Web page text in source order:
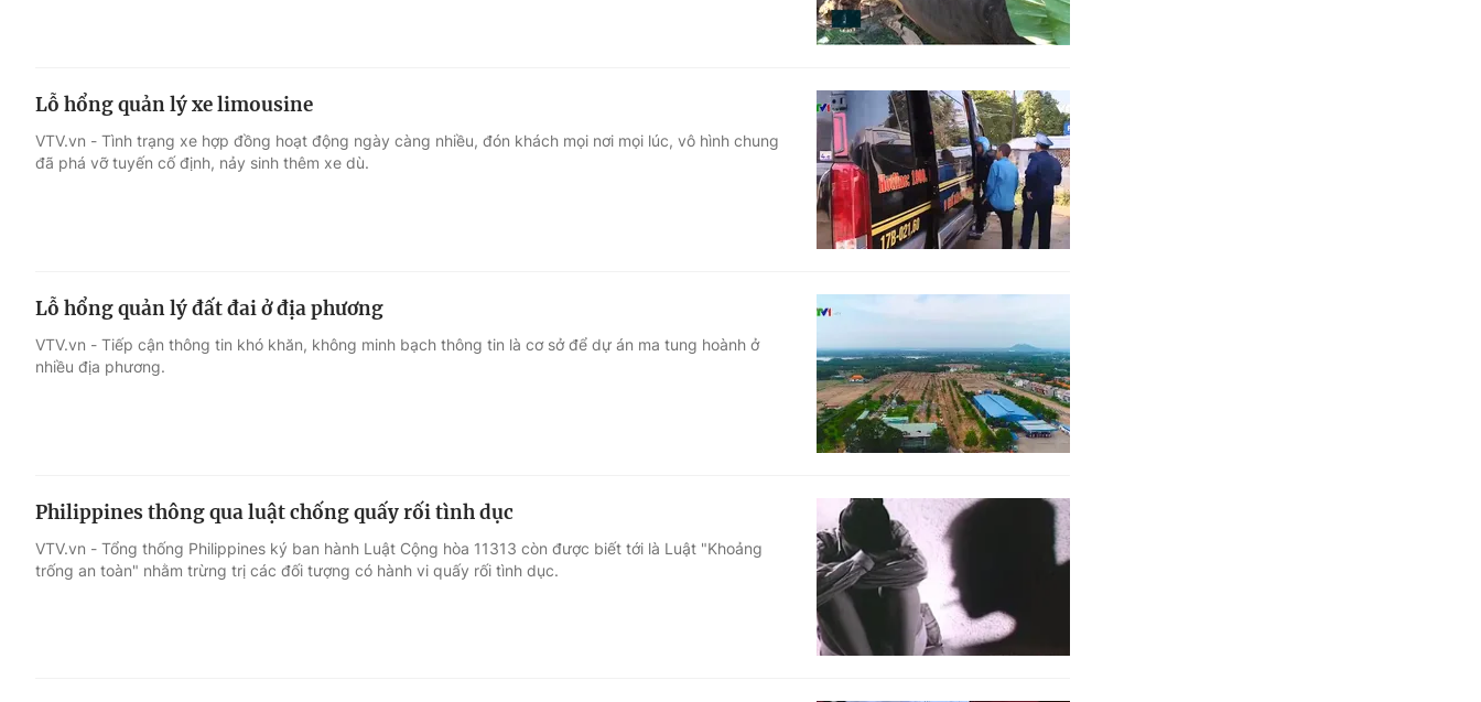
Lỗ hổng quản lý xe limousine
VTV.vn - Tình trạng xe hợp đồng hoạt động ngày càng nhiều, đón khách mọi nơi mọi lúc, vô hình chung
đã phá vỡ tuyến cố định, nảy sinh thêm xe dù.
Lỗ hổng quản lý đất đai ở địa phương
VTV.vn - Tiếp cận thông tin khó khăn, không minh bạch thông tin là cơ sở để dự án ma tung hoành ở
nhiều địa phương.
Philippines thông qua luật chống quấy rối tình dục
VTV.vn - Tổng thống Philippines ký ban hành Luật Cộng hòa 11313 còn được biết tới là Luật "Khoảng
trống an toàn" nhằm trừng trị các đối tượng có hành vi quấy rối tình dục.